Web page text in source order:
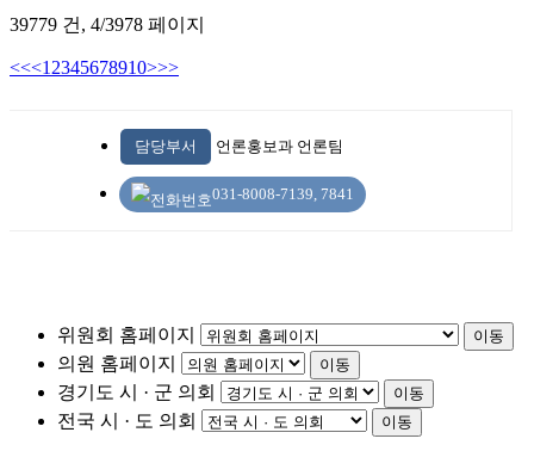
39779 건, 4/3978 페이지
<<<1 2345678910>>>
담당부서 언론홍보과 언론팀
031-8008-7139, 7841
위원회 홈페이지 이동
의원 홈페이지 이동
경기도 시 · 군 의회 이동
전국 시 · 도 의회 이동